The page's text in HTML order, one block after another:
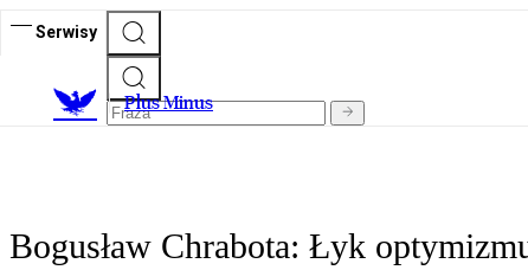
Serwisy
Plus Minus
Bogusław Chrabota: Łyk